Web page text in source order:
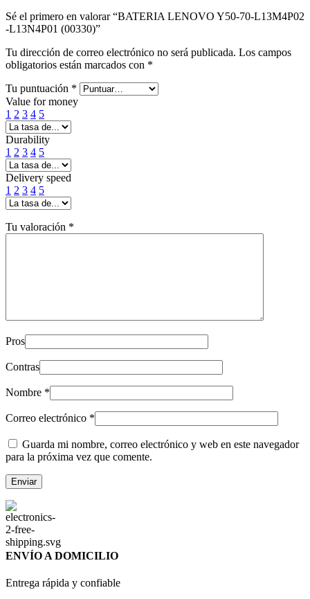
Sé el primero en valorar “BATERIA LENOVO Y50-70-L13M4P02
-L13N4P01 (00330)”
Tu dirección de correo electrónico no será publicada. Los campos
obligatorios están marcados con *
Tu puntuación *
Value for money
1 2 3 4 5
Durability
1 2 3 4 5
Delivery speed
1 2 3 4 5
Tu valoración *
Pros
Contras
Nombre *
Correo electrónico *
Guarda mi nombre, correo electrónico y web en este navegador
para la próxima vez que comente.
ENVÍO A DOMICILIO
Entrega rápida y confiable